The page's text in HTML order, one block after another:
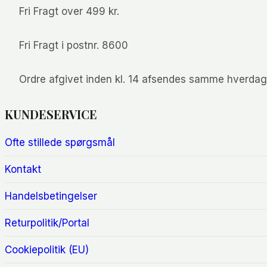
Fri Fragt over 499 kr.
Fri Fragt i postnr. 8600
Ordre afgivet inden kl. 14 afsendes samme hverdag
KUNDESERVICE
Ofte stillede spørgsmål
Kontakt
Handelsbetingelser
Returpolitik/Portal
Cookiepolitik (EU)